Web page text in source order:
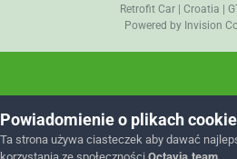
Retrofit Car| Croatia |
Powered by Invision
Powiadomienie o plikach cookie
Ta strona używa ciasteczek aby dawać